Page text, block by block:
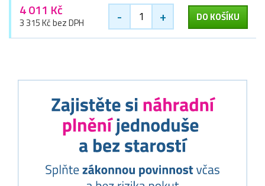
4 011 Kč
3 315 Kč bez DPH - + DO KOŠÍKU